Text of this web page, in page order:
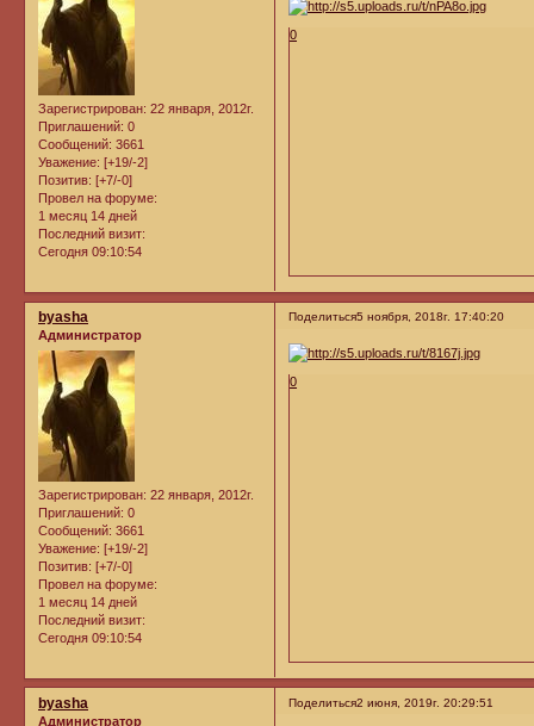
Зарегистрирован: 22 января, 2012г.
Приглашений: 0
Сообщений: 3661
Уважение: [+19/-2]
Позитив: [+7/-0]
Провел на форуме:
1 месяц 14 дней
Последний визит:
Сегодня 09:10:54
0
Поделиться5 ноября, 2018г. 17:40:20
byasha
Администратор
Зарегистрирован: 22 января, 2012г.
Приглашений: 0
Сообщений: 3661
Уважение: [+19/-2]
Позитив: [+7/-0]
Провел на форуме:
1 месяц 14 дней
Последний визит:
Сегодня 09:10:54
0
Поделиться2 июня, 2019г. 20:29:51
byasha
Администратор